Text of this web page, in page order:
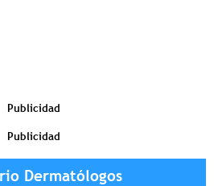
Publicidad
Publicidad
Dermatólogos